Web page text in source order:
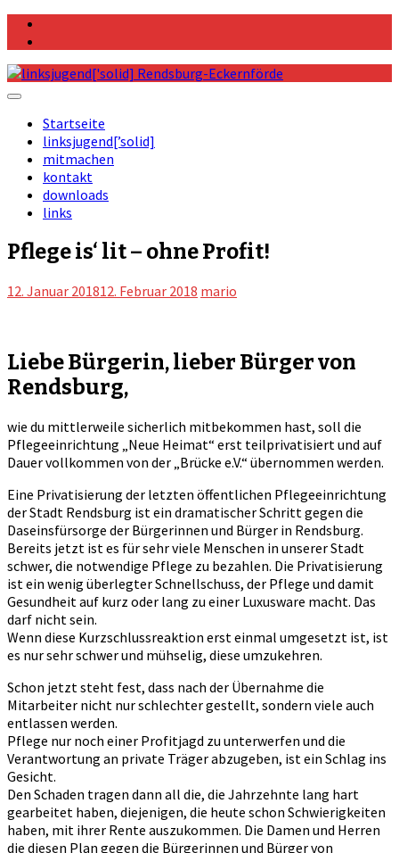
Skip
Startseite
linksjugend[’solid]
mitmachen
kontakt
downloads
links
Pflege is‘ lit – ohne Profit!
12. Januar 201812. Februar 2018 mario
Liebe Bürgerin, lieber Bürger von
Rendsburg,
wie du mittlerweile sicherlich mitbekommen hast, soll die
Pflegeeinrichtung „Neue Heimat“ erst teilprivatisiert und auf
Dauer vollkommen von der „Brücke e.V.“ übernommen werden.
Eine Privatisierung der letzten öffentlichen Pflegeeinrichtung
der Stadt Rendsburg ist ein dramatischer Schritt gegen die
Daseinsfürsorge der Bürgerinnen und Bürger in Rendsburg.
Bereits jetzt ist es für sehr viele Menschen in unserer Stadt
schwer, die notwendige Pflege zu bezahlen. Die Privatisierung
ist ein wenig überlegter Schnellschuss, der Pflege und damit
Gesundheit auf kurz oder lang zu einer Luxusware macht. Das
darf nicht sein.
Wenn diese Kurzschlussreaktion erst einmal umgesetzt ist, ist
es nur sehr schwer und mühselig, diese umzukehren.
Schon jetzt steht fest, dass nach der Übernahme die
Mitarbeiter nicht nur schlechter gestellt, sondern viele auch
entlassen werden.
Pflege nur noch einer Profitjagd zu unterwerfen und die
Verantwortung an private Träger abzugeben, ist ein Schlag ins
Gesicht.
Den Schaden tragen dann all die, die Jahrzehnte lang hart
gearbeitet haben, diejenigen, die heute schon Schwierigkeiten
haben, mit ihrer Rente auszukommen. Die Damen und Herren
die diesen Plan gegen die Bürgerinnen und Bürger von